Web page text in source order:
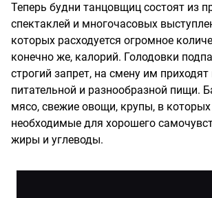
Теперь будни танцовщиц состоят из
спектаклей и многочасовых
которых расходуется огромное
конечно же, калорий. Голодовки
строгий запрет, на смену им
питательной и разнообразной пищи.
мясо, свежие овощи, крупы, в
необходимые для хорошего
жиры и углеводы.